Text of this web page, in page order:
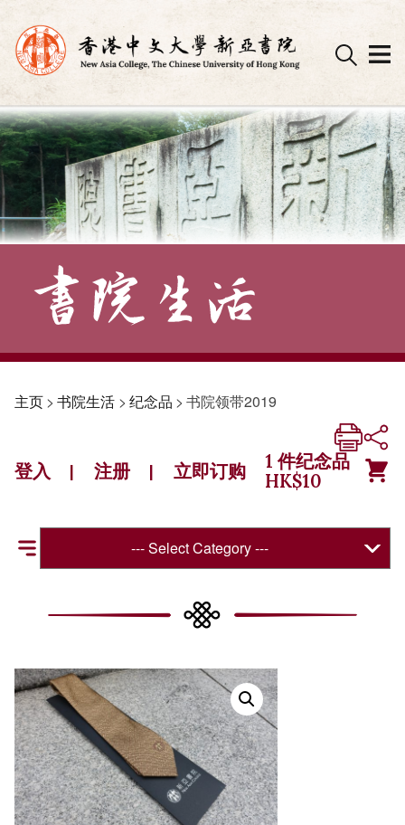
Skip
to
content
主页> 书院生活 > 纪念品 > 书院领带2019
登入 | 注册 | 立即订购 1 件纪念品
HK$10
--- Select Category ---